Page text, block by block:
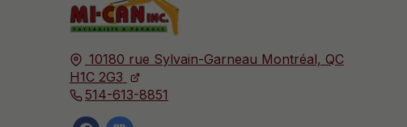
10180 rue Sylvain-Garneau Montréal, QC
H1C 2G3
514-613-8851